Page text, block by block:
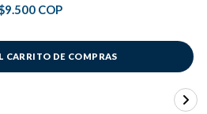
COP
CARRITO DE COMPRAS